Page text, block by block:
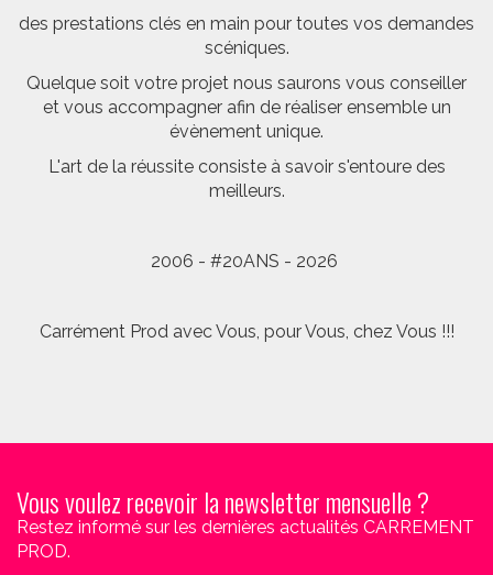
des prestations clés en main pour toutes vos demandes
scéniques.
Quelque soit votre projet nous saurons vous conseiller
et vous accompagner afin de réaliser ensemble un
évènement unique.
L'art de la réussite consiste à savoir s'entoure des
meilleurs.
2006 - #20ANS - 2026
Carrément Prod avec Vous, pour Vous, chez Vous !!!
Vous voulez recevoir la newsletter mensuelle ?
Restez informé sur les dernières actualités CARREMENT
PROD.